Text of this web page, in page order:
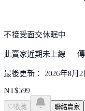
不接受面交休眠中
此賣家近期未上線 —
最後更新： 2026年8月2
NT$599
♡ 收藏
聯絡賣家